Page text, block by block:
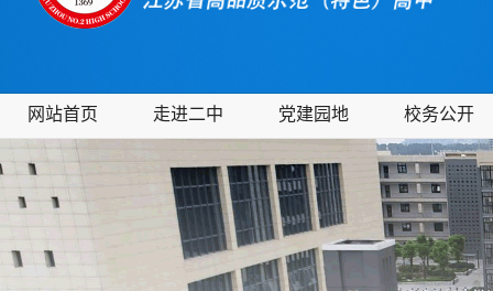
网站首页 走进二中 党建园地 校务公开